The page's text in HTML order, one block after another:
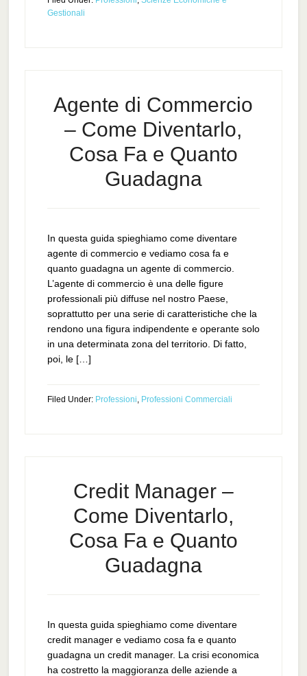
Gestionali
Agente di Commercio
– Come Diventarlo,
Cosa Fa e Quanto
Guadagna
In questa guida spieghiamo come diventare
agente di commercio e vediamo cosa fa e
quanto guadagna un agente di commercio.
L’agente di commercio è una delle figure
professionali più diffuse nel nostro Paese,
soprattutto per una serie di caratteristiche che la
rendono una figura indipendente e operante solo
in una determinata zona del territorio. Di fatto,
poi, le […]
Filed Under: Professioni, Professioni Commerciali
Credit Manager –
Come Diventarlo,
Cosa Fa e Quanto
Guadagna
In questa guida spieghiamo come diventare
credit manager e vediamo cosa fa e quanto
guadagna un credit manager. La crisi economica
ha costretto la maggioranza delle aziende a